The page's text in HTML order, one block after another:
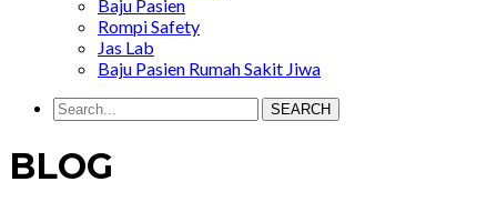
Baju Pasien
Rompi Safety
Jas Lab
Baju Pasien Rumah Sakit Jiwa
SEARCH
BLOG